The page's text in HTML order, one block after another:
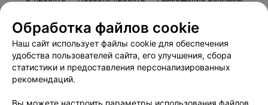
Пользовательское соглашение
Способы оплаты
Вакансии
Партнеры
Написать руководителю 103.by
Обработка файлов cookie
Наш сайт использует файлы cookie для обеспечения
удобства пользователей сайта, его улучшения, сбора
статистики и предоставления персонализированных
рекомендаций.
Вы можете настроить параметры использования файлов